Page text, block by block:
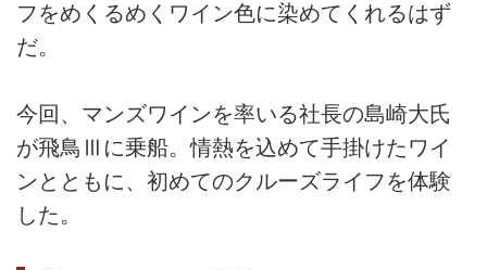
フをめくるめくワイン色に染めてくれるはず
だ。
今回、マンズワインを率いる社長の島崎大氏
が飛鳥Ⅲに乗船。情熱を込めて手掛けたワイ
ンとともに、初めてのクルーズライフを体験
した。